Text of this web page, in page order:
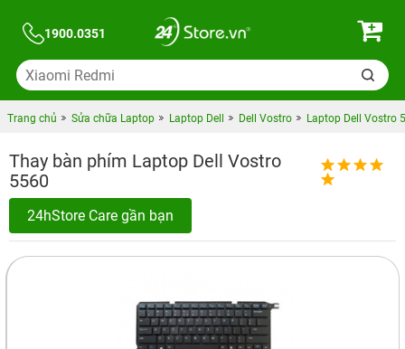
1900.0351
Trang chủ Sửa chữa Laptop Laptop Dell Dell Vostro Laptop Dell Vostro
Thay bàn phím Laptop Dell Vostro
5560
24hStore Care gần bạn